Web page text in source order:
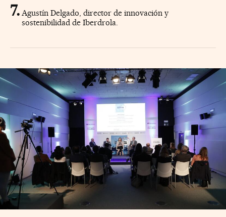
Agustín Delgado, director de innovación y
sostenibilidad de Iberdrola.